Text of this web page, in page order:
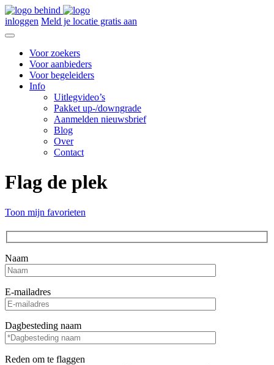
inloggen Meld je locatie gratis aan
Voor zoekers
Voor aanbieders
Voor begeleiders
Info
Uitlegvideo’s
Pakket up-/downgrade
Aanmelden nieuwsbrief
Blog
Over
Contact
Flag de plek
Toon mijn favorieten
Naam
E-mailadres
Dagbesteding naam
Reden om te flaggen